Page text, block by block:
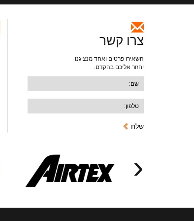
צרו קשר
השאירו פרטים ואחד מנציגנו
יחזור אליכם בהקדם.
שלח
‹